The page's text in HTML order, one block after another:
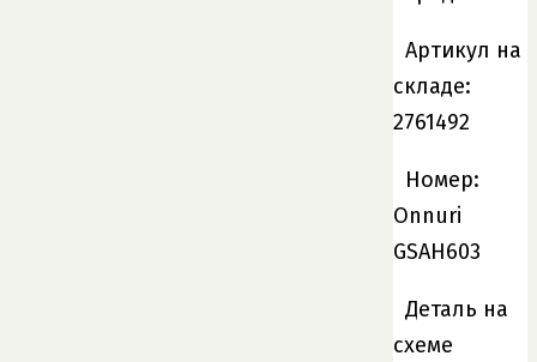
Артикул на
складе:
2761492
Номер:
Onnuri
GSAH603
Деталь на
схеме